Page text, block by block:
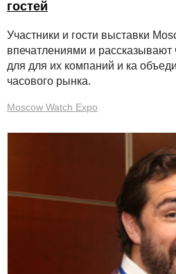
гостей
Участники и гости выставки
впечатлениями и рассказывают
для для их компаний и ка
часового рынка.
Moscow Watch Expo